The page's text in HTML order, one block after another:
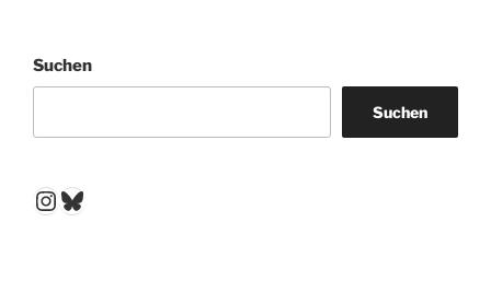
Suchen
Suchen
Instagram
Bluesky